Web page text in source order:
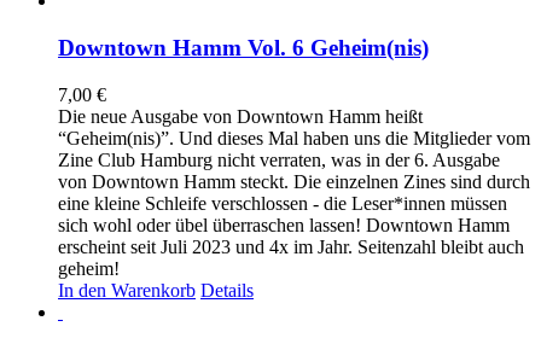
Downtown Hamm Vol. 6 Geheim(nis)
7,00 €
Die neue Ausgabe von Downtown Hamm heißt
“Geheim(nis)”. Und dieses Mal haben uns die Mitglieder vom
Zine Club Hamburg nicht verraten, was in der 6. Ausgabe
von Downtown Hamm steckt. Die einzelnen Zines sind durch
eine kleine Schleife verschlossen - die Leser*innen müssen
sich wohl oder übel überraschen lassen! Downtown Hamm
erscheint seit Juli 2023 und 4x im Jahr. Seitenzahl bleibt auch
geheim!
In den Warenkorb Details